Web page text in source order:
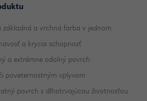
základná a vrchná farba v jednom
a krycia schopnosť
a extrémne odolný povrch
poveternostným vplyvom
povrch s dlhotrvajúcou životnosťou